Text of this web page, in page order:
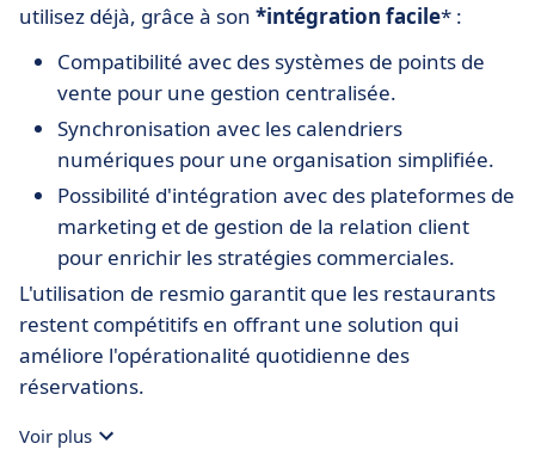
utilisez déjà, grâce à son *intégration facile* :
Compatibilité avec des systèmes de points de
vente pour une gestion centralisée.
Synchronisation avec les calendriers
numériques pour une organisation simplifiée.
Possibilité d'intégration avec des plateformes de
marketing et de gestion de la relation client
pour enrichir les stratégies commerciales.
L'utilisation de resmio garantit que les restaurants
restent compétitifs en offrant une solution qui
améliore l'opérationalité quotidienne des
réservations.
Voir plus